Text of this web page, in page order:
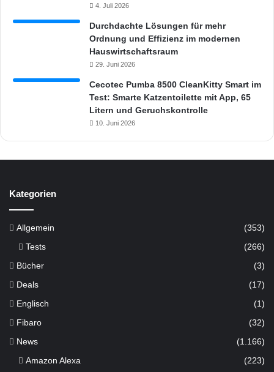
4. Juli 2026
Durchdachte Lösungen für mehr
Ordnung und Effizienz im modernen
Hauswirtschaftsraum
29. Juni 2026
Cecotec Pumba 8500 CleanKitty Smart im
Test: Smarte Katzentoilette mit App, 65
Litern und Geruchskontrolle
10. Juni 2026
Kategorien
Allgemein (353)
Tests (266)
Bücher (3)
Deals (17)
Englisch (1)
Fibaro (32)
News (1.166)
Amazon Alexa
(223)